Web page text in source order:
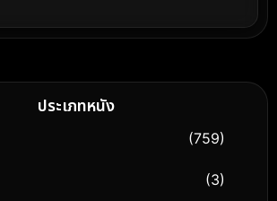
ประเภทหนัง
(759)
(3)